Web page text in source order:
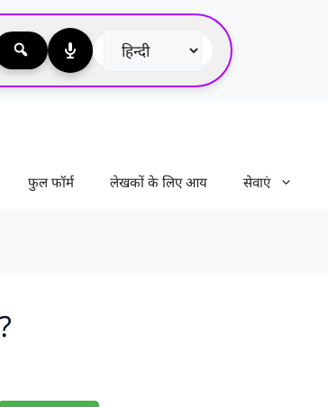
फुल फॉर्म लेखकों के लिए आय सेवाएं